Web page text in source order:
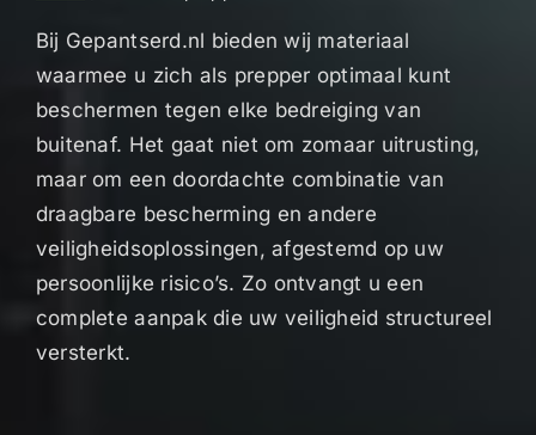
Bij Gepantserd.nl bieden wij materiaal
waarmee u zich als prepper optimaal kunt
beschermen tegen elke bedreiging van
buitenaf. Het gaat niet om zomaar uitrusting,
maar om een doordachte combinatie van
draagbare bescherming en andere
veiligheidsoplossingen, afgestemd op uw
persoonlijke risico’s. Zo ontvangt u een
complete aanpak die uw veiligheid structureel
versterkt.